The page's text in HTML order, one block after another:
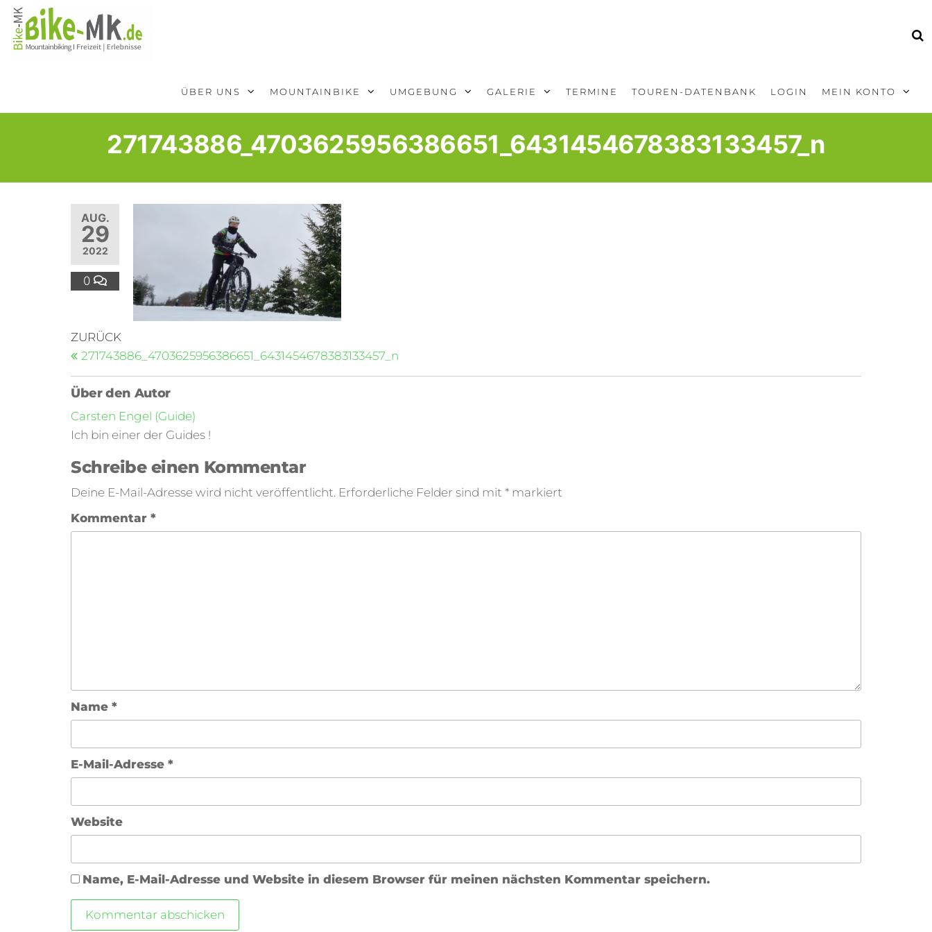
ÜBER UNS MOUNTAINBIKE UMGEBUNG GALERIE TERMINE TOUREN-DATENBANK LOGIN MEIN KONTO
271743886_4703625956386651_6431454678383133457_n
AUG.
29
2022
0
ZURÜCK
271743886_4703625956386651_6431454678383133457_n
Über den Autor
Carsten Engel (Guide)
Ich bin einer der Guides !
Schreibe einen Kommentar
Deine E-Mail-Adresse wird nicht veröffentlicht. Erforderliche Felder sind mit * markiert
Kommentar *
Name *
E-Mail-Adresse *
Website
Name, E-Mail-Adresse und Website in diesem Browser für meinen nächsten Kommentar speichern.